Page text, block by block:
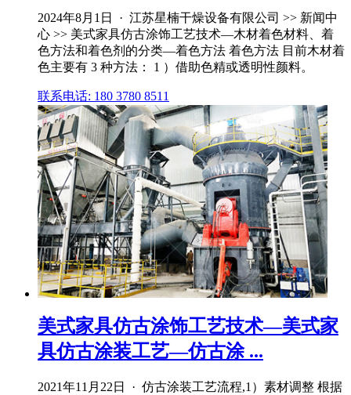
2024年8月1日 · 江苏星楠干燥设备有限公司 >> 新闻中
心 >> 美式家具仿古涂饰工艺技术—木材着色材料、着
色方法和着色剂的分类—着色方法 着色方法 目前木材着
色主要有 3 种方法： 1 ）借助色精或透明性颜料。
联系电话: 180 3780 8511
美式家具仿古涂饰工艺技术—美式家
具仿古涂装工艺—仿古涂 ...
2021年11月22日 · 仿古涂装工艺流程,1）素材调整 根据